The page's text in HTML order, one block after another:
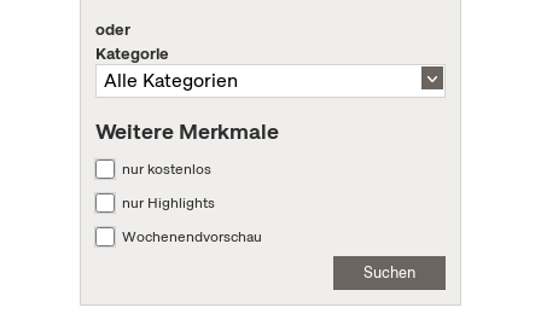
oder
Kategorie
Weitere Merkmale
nur kostenlos
nur Highlights
Wochenendvorschau
Suchen